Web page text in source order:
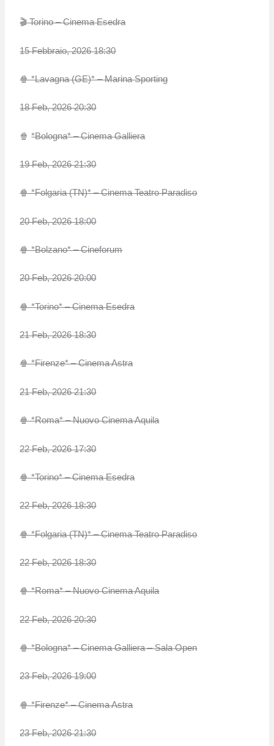
🎬 Torino – Cinema Esedra
15 Febbraio, 2026 18:30
🍿 *Lavagna (GE)* – Marina Sporting
18 Feb, 2026 20:30
🍿*Bologna* – Cinema Galliera
19 Feb, 2026 21:30
🍿 *Folgaria (TN)* – Cinema Teatro Paradiso
20 Feb, 2026 18:00
🍿 *Bolzano* – Cineforum
20 Feb, 2026 20:00
🍿 *Torino* – Cinema Esedra
21 Feb, 2026 18:30
🍿 *Firenze* – Cinema Astra
21 Feb, 2026 21:30
🍿 *Roma* – Nuovo Cinema Aquila
22 Feb, 2026 17:30
🍿 *Torino* – Cinema Esedra
22 Feb, 2026 18:30
🍿 *Folgaria (TN)* – Cinema Teatro Paradiso
22 Feb, 2026 18:30
🍿 *Roma* – Nuovo Cinema Aquila
22 Feb, 2026 20:30
🍿 *Bologna* – Cinema Galliera – Sala Open
23 Feb, 2026 19:00
🍿 *Firenze* – Cinema Astra
23 Feb, 2026 21:30